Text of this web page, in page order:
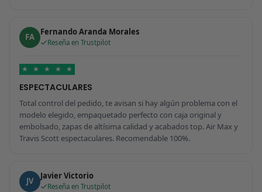
FA Fernando Aranda Morales
Reseña en Trustpilot
★ ★ ★ ★ ★
ESPECTACULARES
Total control del pedido, te avisan si hay algún problema con el
modelo elegido, empaquetado perfecto con caja original y
embolsado, zapas de altísima calidad y acabados top. Air Max y
Travis Scott espectaculares. Recomendable 100%.
JV Javier Victorio
Reseña en Trustpilot